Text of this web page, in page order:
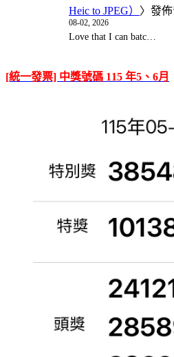
Heic to JPEG） 〉發
08-02, 2026
Love that I can batc…
[統一發票] 中獎號碼 115 年5、6月